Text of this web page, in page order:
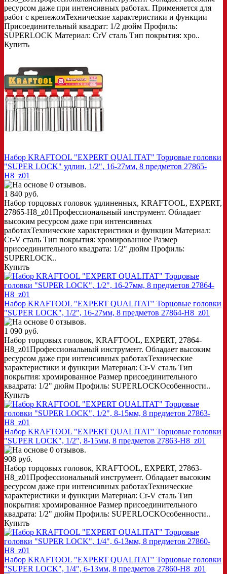
ресурсом даже при интенсивных работах. Применяется для
работ с крепежомТехнические характеристики и функции
Присоединительный квадрат: 1/2 дюйм Профиль:
SUPERLOCK Материал: CrV сталь Тип покрытия: хро..
Купить
Набор KRAFTOOL "EXPERT QUALITAT" Торцовые головки
"SUPER LOCK" удлин, 1/2", 16-27мм, 8 предметов 27865-
H8_z01
1 840 руб.
Набор торцовых головок удлиненных, KRAFTOOL, EXPERT,
27865-H8_z01Профессиональный инструмент. Обладает
высоким ресурсом даже при интенсивных
работахТехнические характеристики и функции Материал:
Cr-V сталь Тип покрытия: хромированное Размер
присоединительного квадрата: 1/2" дюйм Профиль:
SUPERLOCK..
Купить
Набор KRAFTOOL "EXPERT QUALITAT" Торцовые головки
"SUPER LOCK", 1/2", 16-27мм, 8 предметов 27864-H8_z01
1 090 руб.
Набор торцовых головок, KRAFTOOL, EXPERT, 27864-
H8_z01Профессиональный инструмент. Обладает высоким
ресурсом даже при интенсивных работахТехнические
характеристики и функции Материал: Cr-V сталь Тип
покрытия: хромированное Размер присоединительного
квадрата: 1/2" дюйм Профиль: SUPERLOCKОсобенности..
Купить
Набор KRAFTOOL "EXPERT QUALITAT" Торцовые головки
"SUPER LOCK", 1/2", 8-15мм, 8 предметов 27863-H8_z01
908 руб.
Набор торцовых головок, KRAFTOOL, EXPERT, 27863-
H8_z01Профессиональный инструмент. Обладает высоким
ресурсом даже при интенсивных работахТехнические
характеристики и функции Материал: Cr-V сталь Тип
покрытия: хромированное Размер присоединительного
квадрата: 1/2" дюйм Профиль: SUPERLOCKОсобенности..
Купить
Набор KRAFTOOL "EXPERT QUALITAT" Торцовые головки
"SUPER LOCK", 1/4", 6-13мм, 8 предметов 27860-H8_z01